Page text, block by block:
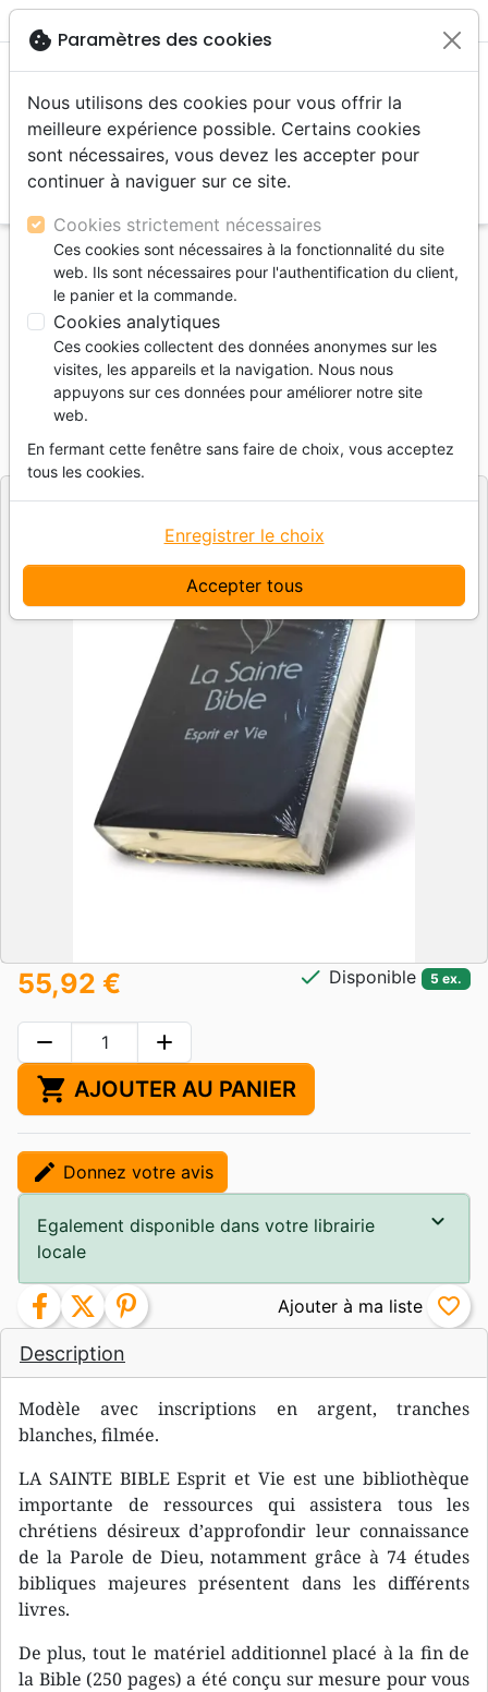
menu
Accueil Bibles
Bibles grand format
BIBLE SEGOND 1910 ESPRIT ET VIE RIGIDE NOIR
BIBLE SEGOND 1910 ESPRIT ET VIE
RIGIDE NOIR
Segond 1910
Référence
EditeurINSPIRATION PUBLISHINGS
Description
Modèle avec inscriptions en argent, tranches
blanches, filmée.
LA SAINTE BIBLE Esprit et Vie est une bibliothèque
importante de ressources qui assistera tous les
chrétiens désireux d’approfondir leur connaissance
de la Parole de Dieu, notamment grâce à 74 études
bibliques majeures présentent dans les différents
livres.
De plus, tout le matériel additionnel placé à la fin de
la Bible (250 pages) a été conçu sur mesure pour vous
55,92 € check Disponible 5 ex.
remove add
shopping_cart AJOUTER AU PANIER
edit Donnez votre avis
Egalement disponible dans votre librairie
locale
facebook twitter pinterest favorite_border
cookie Paramètres des cookies
Nous utilisons des cookies pour vous offrir la
meilleure expérience possible. Certains cookies
sont nécessaires, vous devez les accepter pour
continuer à naviguer sur ce site.
Cookies strictement nécessaires
Ces cookies sont nécessaires à la fonctionnalité du site
web. Ils sont nécessaires pour l'authentification du client,
le panier et la commande.
Cookies analytiques
Ces cookies collectent des données anonymes sur les
visites, les appareils et la navigation. Nous nous
appuyons sur ces données pour améliorer notre site
web.
En fermant cette fenêtre sans faire de choix, vous acceptez
tous les cookies.
Accepter tous
Enregistrer le choix